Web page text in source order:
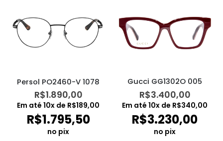
Persol PO2460-V 1078
R$1.890,00
Em até 10x de R$189,00
R$1.795,50
no pix
Gucci GG1302O 005
R$3.400,00
Em até 10x de R$340,00
R$3.230,00
no pix